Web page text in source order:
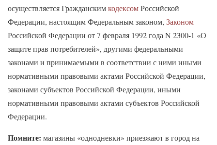
осуществляется ГражданскимкодексомРоссийской
Федерации, настоящим Федеральным законом, Законом
Российской Федерации от 7 февраля 1992 года N 2300-1 «О
защите прав потребителей», другими федеральными
законами и принимаемыми в соответствии с ними иными
нормативными правовыми актами Российской Федерации,
законами субъектов Российской Федерации, иными
нормативными правовыми актами субъектов Российской
Федерации.
Помните: магазины «однодневки» приезжают в город на